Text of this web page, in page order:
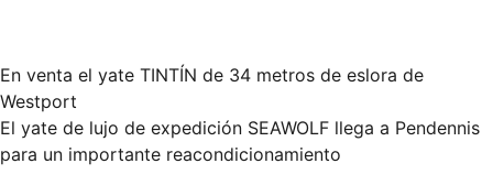
Navegación
de
En venta el yate TINTÍN de 34 metros de eslora de
Westport
El yate de lujo de expedición SEAWOLF llega a Pendennis
para un importante reacondicionamiento